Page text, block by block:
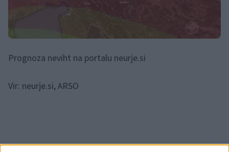
Prognoza neviht na portalu neurje.si
Vir: neurje.si, ARSO